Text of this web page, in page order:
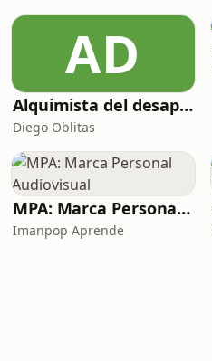
AD
Alquimista del desapego
Diego Oblitas
MPA: Marca Personal Audiovisual
Imanpop Aprende